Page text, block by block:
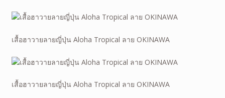
เสื้อฮาวายลายญี่ปุ่น Aloha Tropical ลาย OKINAWA
เสื้อฮาวายลายญี่ปุ่น Aloha Tropical ลาย OKINAWA